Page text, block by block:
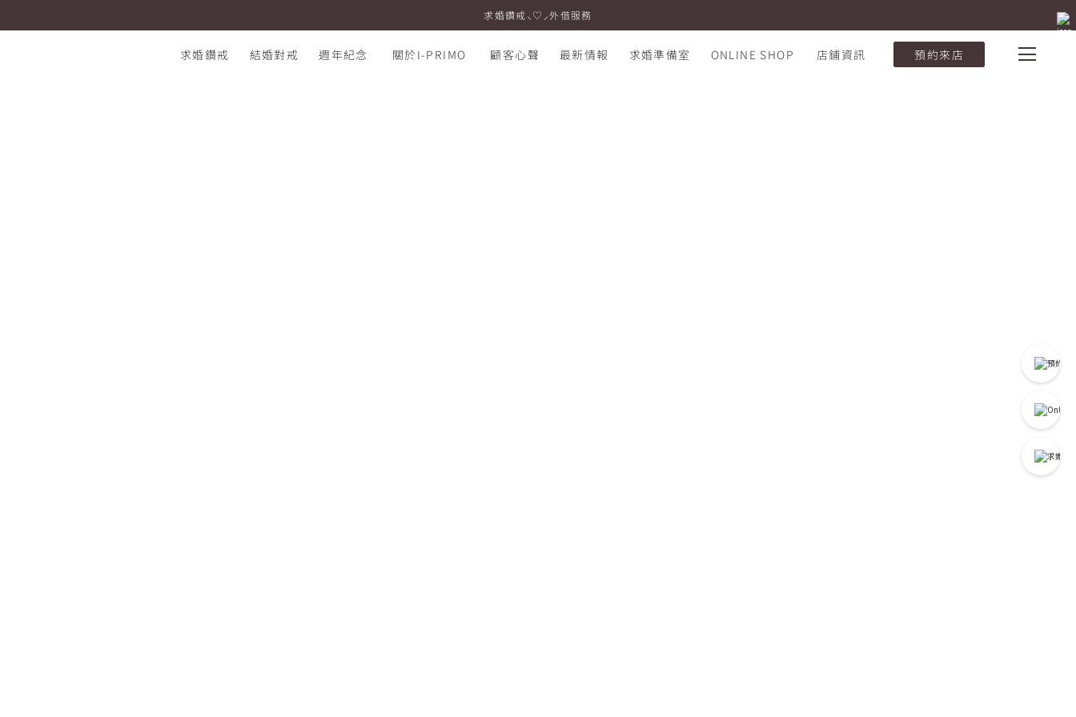
求婚鑽戒⸜♡⸝外借服務
I-PRIMO：結婚鑽石戒指專賣店
求婚鑽戒 結婚對戒 週年紀念 關於I-PRIMO 顧客心聲 最新情報 求婚準備室 ONLINE SHOP 店鋪資訊 預約來店